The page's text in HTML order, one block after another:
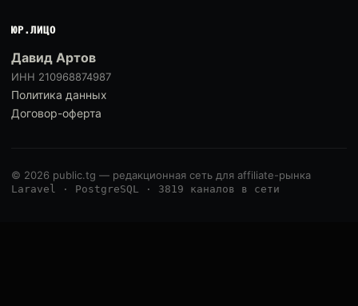
ЮР.ЛИЦО
Давид Артов
ИНН 210968874987
Политика данных
Договор-оферта
© 2026 public.tg — редакционная сеть для affiliate-рынка
Laravel · PostgreSQL · 3819 каналов в сети